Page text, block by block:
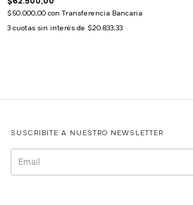
$50.000,00 con Transferencia Bancaria
3 cuotas sin interés de $20.833,33
SUSCRIBITE A NUESTRO NEWSLETTER